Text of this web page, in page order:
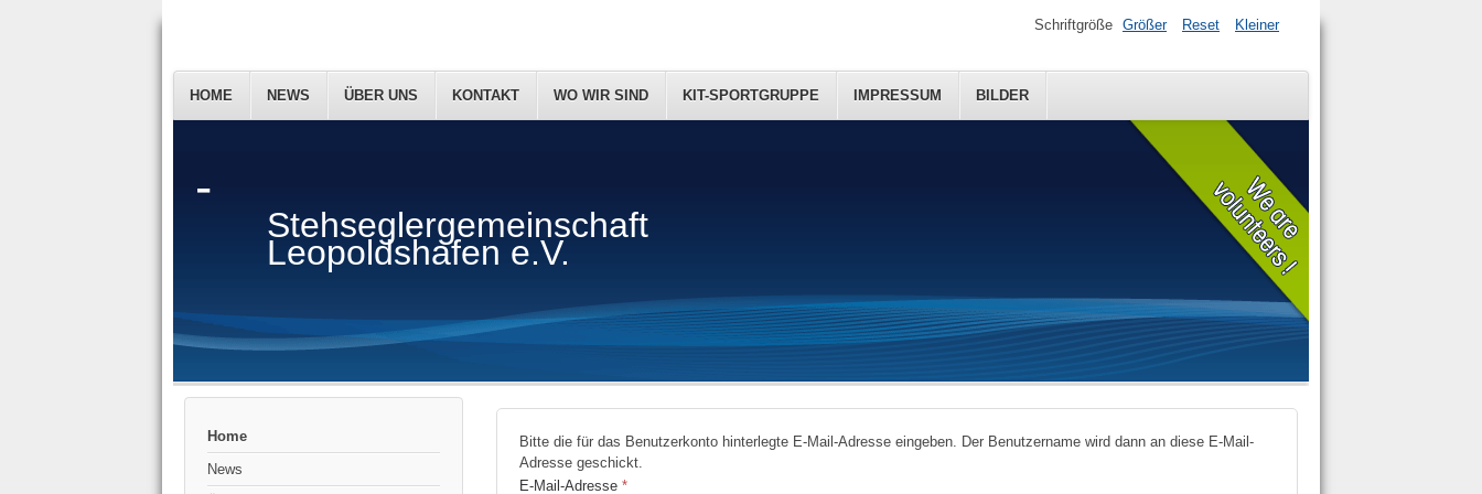
-
Stehseglergemeinschaft
Leopoldshafen e.V.
HOME NEWS ÜBER UNS KONTAKT WO WIR SIND KIT-SPORTGRUPPE IMPRESSUM BILDER
Schriftgröße Größer Reset Kleiner
Home
News
Bitte die für das Benutzerkonto hinterlegte E-Mail-Adresse eingeben. Der Benutzername wird dann an diese E-Mail-
Adresse geschickt.
E-Mail-Adresse*